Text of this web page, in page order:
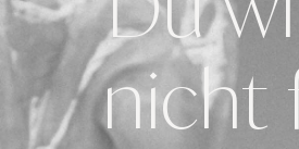
Du
nicht